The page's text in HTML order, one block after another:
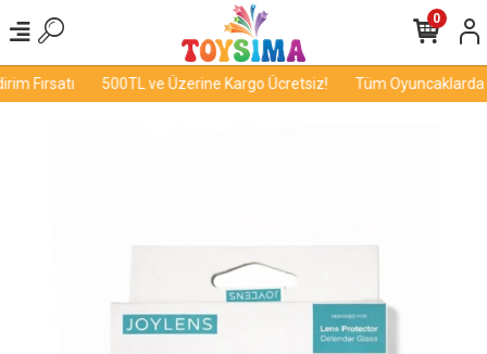
Fırsatı 500TL ve Üzerine Kargo Ücretsiz! Tüm Oyuncaklarda
0